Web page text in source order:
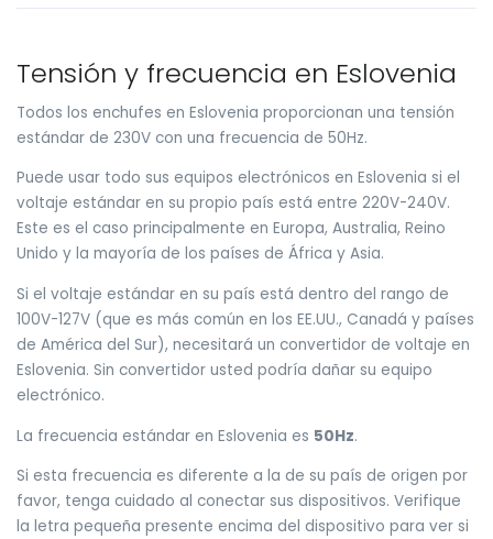
Tensión y frecuencia en Eslovenia
Todos los enchufes en Eslovenia proporcionan una tensión
estándar de 230V con una frecuencia de 50Hz.
Puede usar todo sus equipos electrónicos en Eslovenia si el
voltaje estándar en su propio país está entre 220V-240V.
Este es el caso principalmente en Europa, Australia, Reino
Unido y la mayoría de los países de África y Asia.
Si el voltaje estándar en su país está dentro del rango de
100V-127V (que es más común en los EE.UU., Canadá y países
de América del Sur), necesitará un convertidor de voltaje en
Eslovenia. Sin convertidor usted podría dañar su equipo
electrónico.
La frecuencia estándar en Eslovenia es 50Hz.
Si esta frecuencia es diferente a la de su país de origen por
favor, tenga cuidado al conectar sus dispositivos. Verifique
la letra pequeña presente encima del dispositivo para ver si